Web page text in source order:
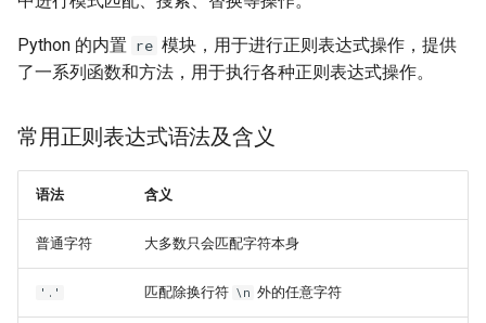
1.4 Python 运算符
1.6 Python 流程控制
os模块
JSON模块
日志模块
数据库操作
Pydantic
Pytest测试框架
Python面试重点
Python 的内置 re 模块，用于进行正则表达式操作，提供
了一系列函数和方法，用于执行各种正则表达式操作。
常用正则表达式语法及含义
语法 含义
普通字符 大多数只会匹配字符本身
'.' 匹配除换行符 \n 外的任意字符